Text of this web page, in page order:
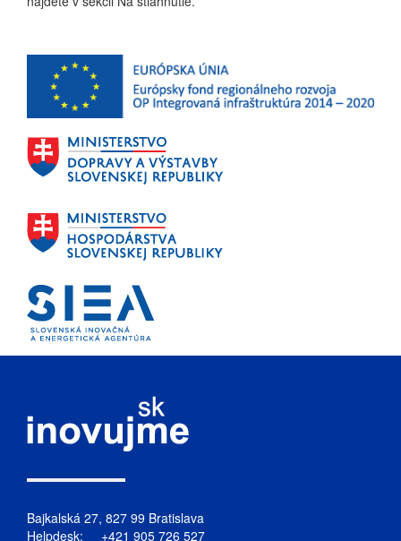
Bajkalská 27, 827 99 Bratislava
Helpdesk: +421 905 726 527